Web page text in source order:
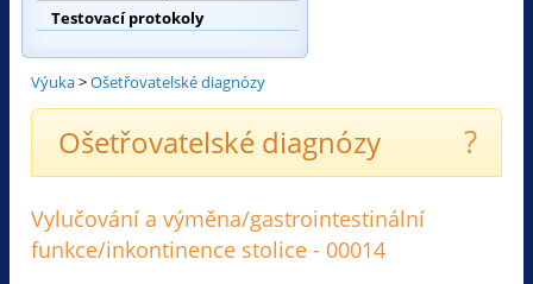
Testovací protokoly
Výuka>Ošetřovatelské diagnózy
Ošetřovatelské diagnózy ?
Vylučování a výměna/gastrointestinální
funkce/inkontinence stolice - 00014